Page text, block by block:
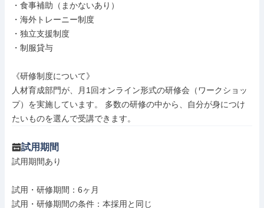
・食事補助（まかないあり）
・海外トレーニー制度
・独立支援制度
・制服貸与
《研修制度について》
⼈材育成部門が、⽉1回オンライン形式の研修会（ワークショッ
プ）を実施しています。 多数の研修の中から、⾃分が⾝につけ
たいものを選んで受講できます。
試用期間
試用期間あり
試用・研修期間：6ヶ月